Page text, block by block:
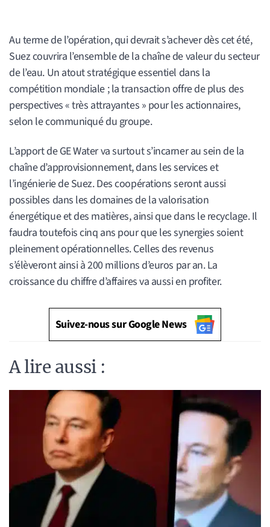
Au terme de l’opération, qui devrait s’achever dès cet été,
Suez couvrira l’ensemble de la chaîne de valeur du secteur
de l’eau. Un atout stratégique essentiel dans la
compétition mondiale ; la transaction offre de plus des
perspectives « très attrayantes » pour les actionnaires,
selon le communiqué du groupe.
L’apport de GE Water va surtout s’incarner au sein de la
chaîne d’approvisionnement, dans les services et
l’ingénierie de Suez. Des coopérations seront aussi
possibles dans les domaines de la valorisation
énergétique et des matières, ainsi que dans le recyclage. Il
faudra toutefois cinq ans pour que les synergies soient
pleinement opérationnelles. Celles des revenus
s’élèveront ainsi à 200 millions d’euros par an. La
croissance du chiffre d’affaires va aussi en profiter.
Suivez-nous sur Google News
A lire aussi :